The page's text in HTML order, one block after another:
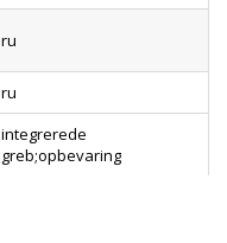
ru
ru
integrerede
greb;opbevaring